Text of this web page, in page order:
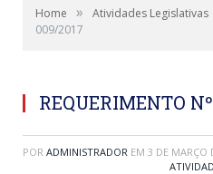
Home » Atividades Legislativas
009/2017
REQUERIMENTO
POR ADMINISTRADOR EM 3 DE MARÇO